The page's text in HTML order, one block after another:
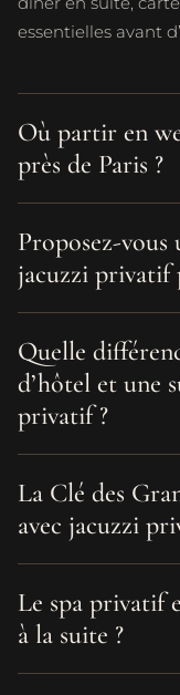
essentielles avant
Où partir en
près de Paris ?
Proposez-vous
jacuzzi privatif
Quelle
d’hôtel et une
privatif ?
La Clé des
avec jacuzzi
Le spa privatif
à la suite ?